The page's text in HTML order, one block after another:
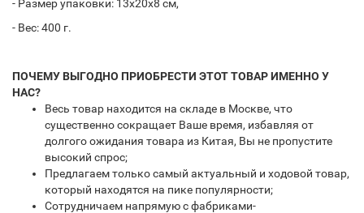
- Размер упаковки: 13х20х8 см,
- Вес: 400 г.
ПОЧЕМУ ВЫГОДНО ПРИОБРЕСТИ ЭТОТ ТОВАР ИМЕННО У
НАС?
Весь товар находится на складе в Москве, что
существенно сокращает Ваше время, избавляя от
долгого ожидания товара из Китая, Вы не пропустите
высокий спрос;
Предлагаем только самый актуальный и ходовой товар,
который находятся на пике популярности;
Сотрудничаем напрямую с фабриками-